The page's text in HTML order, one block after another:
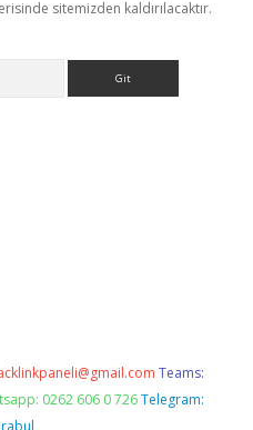
sitemizden kaldırılacaktır.
Teams:
0262 606 0 726 Telegram: